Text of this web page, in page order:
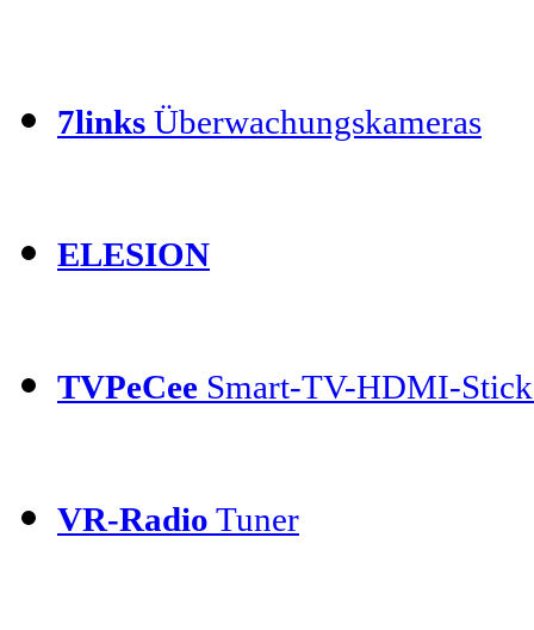
7links Überwachungskameras
ELESION
TVPeCee Smart-TV-HDMI-
VR-Radio Tuner